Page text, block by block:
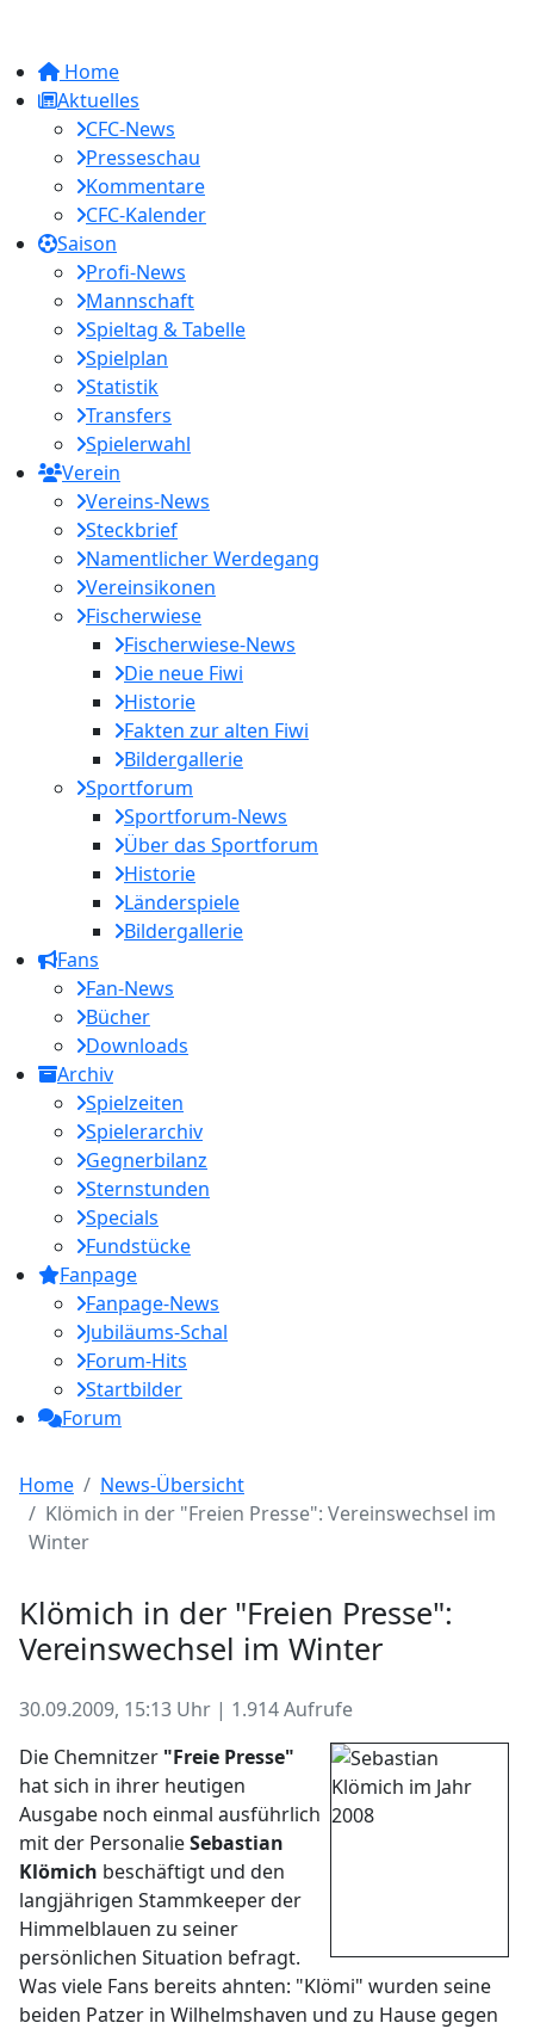
Home
Aktuelles
CFC-News
Presseschau
Kommentare
CFC-Kalender
Saison
Profi-News
Mannschaft
Spieltag & Tabelle
Spielplan
Statistik
Transfers
Spielerwahl
Verein
Vereins-News
Steckbrief
Namentlicher Werdegang
Vereinsikonen
Fischerwiese
Fischerwiese-News
Die neue Fiwi
Historie
Fakten zur alten Fiwi
Bildergallerie
Sportforum
Sportforum-News
Über das Sportforum
Historie
Länderspiele
Bildergallerie
Fans
Fan-News
Bücher
Downloads
Archiv
Spielzeiten
Spielerarchiv
Gegnerbilanz
Sternstunden
Specials
Fundstücke
Fanpage
Fanpage-News
Jubiläums-Schal
Forum-Hits
Startbilder
Forum
Home
News-Übersicht
Klömich in der "Freien Presse": Vereinswechsel im
Winter
Klömich in der "Freien Presse":
Vereinswechsel im Winter
30.09.2009, 15:13 Uhr | 1.914 Aufrufe
Die Chemnitzer "Freie Presse"
hat sich in ihrer heutigen
Ausgabe noch einmal ausführlich
mit der PersonalieSebastian
Klömich beschäftigt und den
langjährigen Stammkeeper der
Himmelblauen zu seiner
persönlichen Situation befragt.
Was viele Fans bereits ahnten: "Klömi" wurden seine
beiden Patzer in Wilhelmshaven und zu Hause gegen